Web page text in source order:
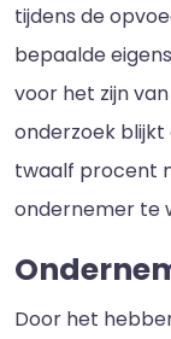
tijdens de
bepaalde
voor het zijn
onderzoek
twaalf procent
ondernemer te
Door het